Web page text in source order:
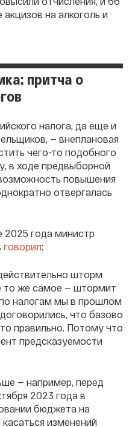
на алкоголь и
притча о
налога, да еще и
— внеплановая
чего-то подобного
в ходе предвыборной
повышения
отвергалась
2025 года министр
говорил:
шторм
то же самое — штормит
налогам мы в прошлом
что базово
правильно. Потому что
предсказуемости
— например, перед
2023 года в
бюджета на
изменений